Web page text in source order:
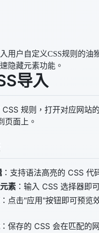
用户自定义CSS规则的油
隐藏元素功能。
导入
规则，打开对应网站
页面上。
：支持语法高亮的 CSS 代
素 ：输入 CSS 选择器即
：点击"应用"按钮即可预览
：保存的 CSS 会在匹配的